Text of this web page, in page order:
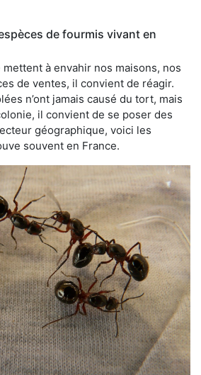
de fourmis vivant en
à envahir nos maisons, nos
de ventes, il convient de réagir.
n’ont jamais causé du tort, mais
il convient de se poser des
géographique, voici les
souvent en France.